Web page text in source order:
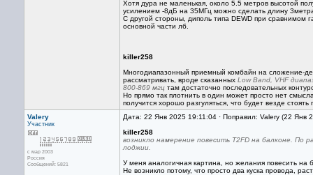
Хотя дура не маленькая, около 5.5 метров высотой
усилением -8дБ на 35МГц можно сделать длину
С другой стороны, диполь типа DEWD при сравнимом
основной части лб.
killer258
Многодиапазонный приемный комбайн на сложение-
рассматривать, вроде сказанных Low Band, VHF
800-869 мгц там достаточно последовательных
Но прямо так плотнить в один может просто нет
получится хорошо разгуляться, что будет везде
Valery
Участник
с мар 2003
Россия
Сообщений: 5821
Дата: 22 Янв 2025 19:11:04 · Поправил: Valery (22 Янв
killer258
возникло намерение повесить Т2FD на балконе. По
лоджии.
У меня аналогичная картина, но желания повесить на
Не возникло потому, что просто два куска провода,